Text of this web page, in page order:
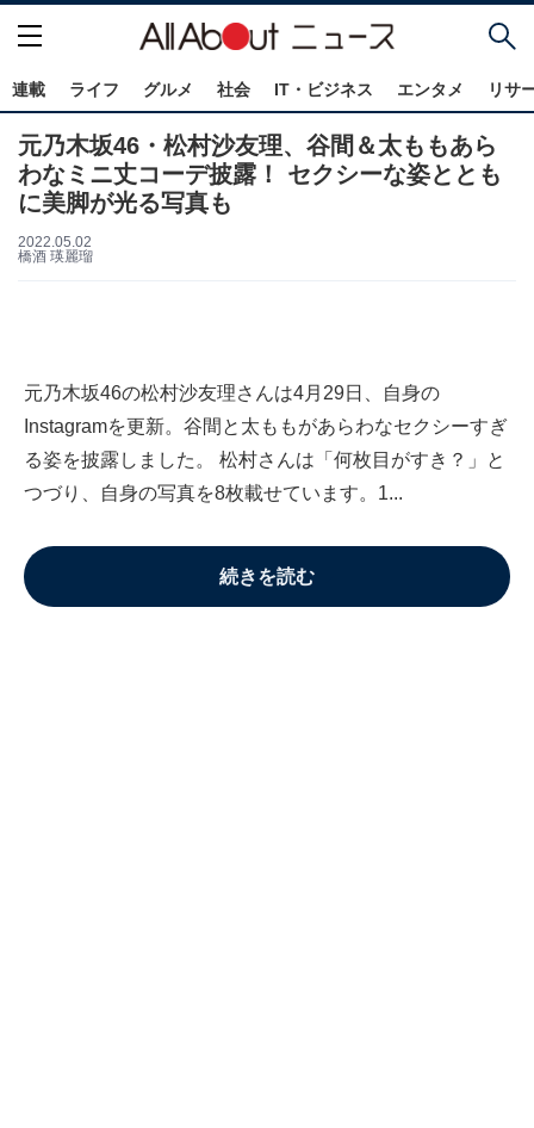
連載 ライフ グルメ 社会 IT・ビジネス エンタメ リサ
元乃木坂46・松村沙友理、谷間＆太ももあら
わなミニ丈コーデ披露！ セクシーな姿ととも
に美脚が光る写真も
2022.05.02
橋酒 瑛麗瑠
元乃木坂46の松村沙友理さんは4月29日、自身の
Instagramを更新。谷間と太ももがあらわなセクシーすぎ
る姿を披露しました。 松村さんは「何枚目がすき？」と
つづり、自身の写真を8枚載せています。1...
続きを読む